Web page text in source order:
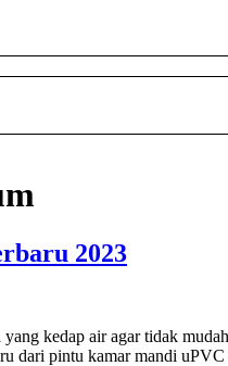
2023
kedap air agar tidak
dari pintu kamar mandi